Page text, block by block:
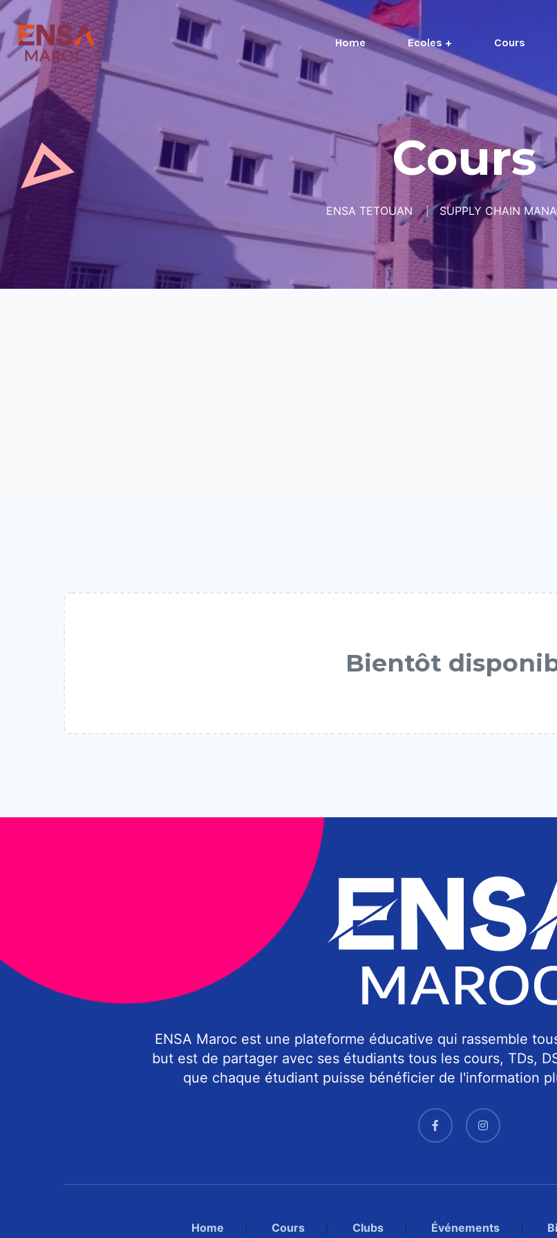
Home Ecoles + Cours
Cours
ENSA TETOUAN SUPPLY CHAIN
Bientôt
ENSA Maroc est une plateforme éducative qui rassemble
but est de partager avec ses étudiants tous les cours, TDs,
que chaque étudiant puisse bénéficier de l'information
Home Cours Clubs Événements